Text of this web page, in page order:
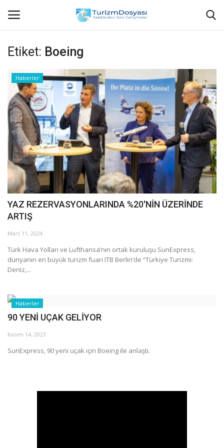
Bize Ulaşın
Künye
Halil ÖNCÜ kimdir?
KVKK Aydınlatma Metni
Haberler
Görüntülü
Araştırma - İnceleme
Lezzet Durakları
Röportajlar
Gezi - Yorum
Sizlerden Gelenler
Etiket: Boeing
Haberler
YAZ REZERVASYONLARINDA %20'NİN ÜZERİNDE
ARTIŞ
Mart 11, 2024
Türk Hava Yolları ve Lufthansa’nın ortak kuruluşu SunExpress,
dünyanın en büyük turizm fuarı ITB Berlin’de “Türkiye Turizmi:
Deniz,...
Haberler
90 YENİ UÇAK GELİYOR
Kasım 14, 2023
SunExpress, 90 yeni uçak için Boeing ile anlaştı.